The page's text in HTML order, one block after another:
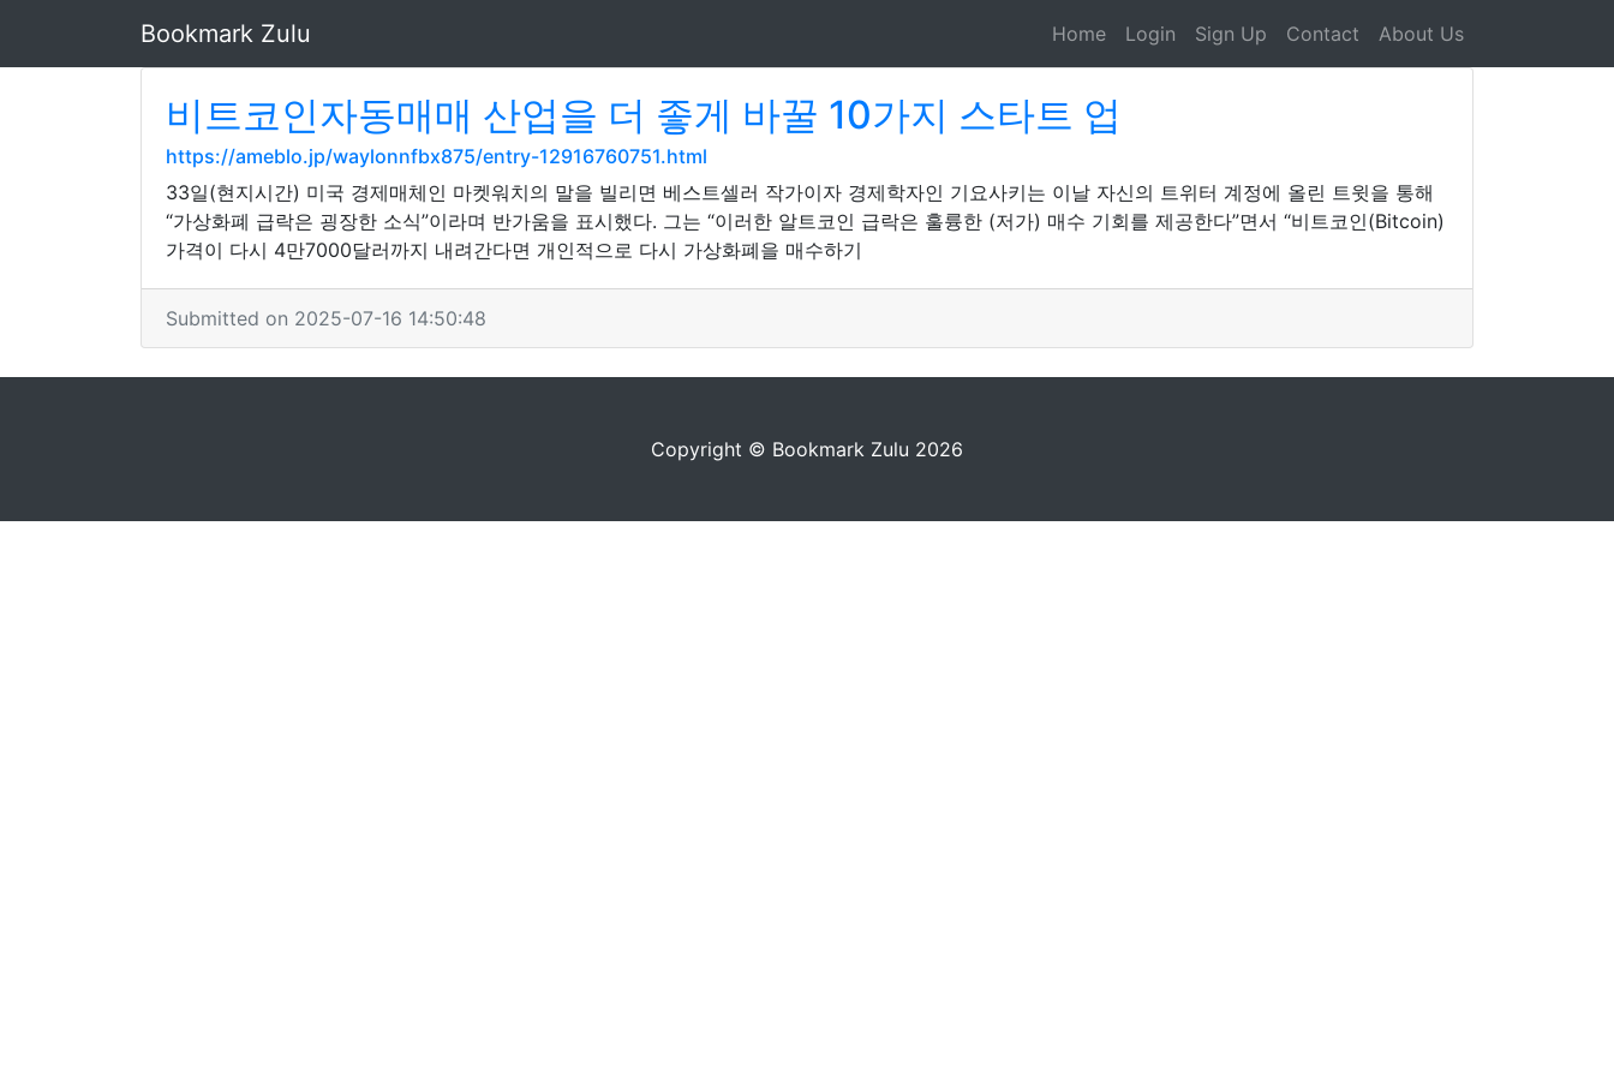
Bookmark Zulu Home Login Sign Up Contact About Us
비트코인자동매매 산업을 더 좋게 바꿀 10가지 스타트 업
https://ameblo.jp/waylonnfbx875/entry-12916760751.html
33일(현지시간) 미국 경제매체인 마켓워치의 말을 빌리면 베스트셀러 작가이자 경제학자인 기요사키는 이날 자신의 트위터 계정에 올린 트윗을 통해
“가상화폐 급락은 굉장한 소식”이라며 반가움을 표시했다. 그는 “이러한 알트코인 급락은 훌륭한 (저가) 매수 기회를 제공한다”면서 “비트코인(Bitcoin)
가격이 다시 4만7000달러까지 내려간다면 개인적으로 다시 가상화폐을 매수하기
Submitted on 2025-07-16 14:50:48
Copyright © Bookmark Zulu 2026